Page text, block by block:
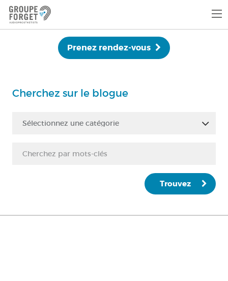
Prenez rendez-vous
Cherchez sur le blogue
Sélectionnez une catégorie
Trouvez